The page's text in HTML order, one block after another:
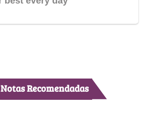
Notas Recomendadas